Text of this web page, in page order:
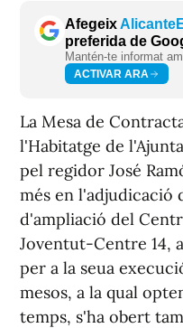
Afegeix
preferida de
Mantén-te informat
ACTIVAR ARA
La Mesa de
l'Habitatge de
pel regidor José
més en l'adjudicació
d'ampliació del
Joventut-Centre 14,
per a la seua
mesos, a la qual
temps, s'ha obert